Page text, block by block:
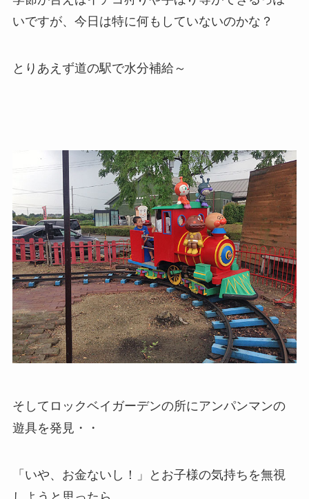
いですが、今日は特に何もしていないのかな？
とりあえず道の駅で水分補給～
そしてロックベイガーデンの所にアンパンマンの
遊具を発見・・
「いや、お金ないし！」とお子様の気持ちを無視